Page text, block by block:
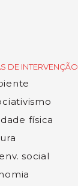
DE INTERVENÇÃO
física
social